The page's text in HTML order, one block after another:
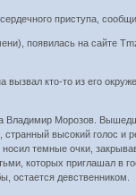
приступа,
появилась на сайте
кто-то из его
Морозов.
высокий голос и
темные очки,
которых приглашал в
остается девственником.